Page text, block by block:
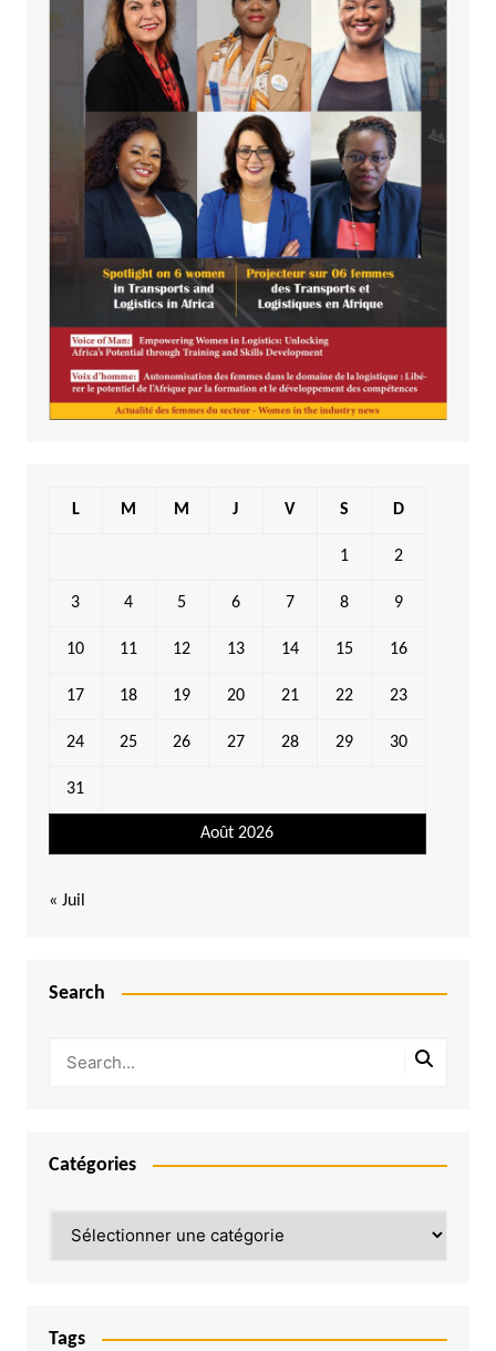
Août 2026
L M M J V S D
1 2
3 4 5 6 7 8 9
10 11 12 13 14 15 16
17 18 19 20 21 22 23
24 25 26 27 28 29 30
31
« Juil
Search
Catégories
Tags